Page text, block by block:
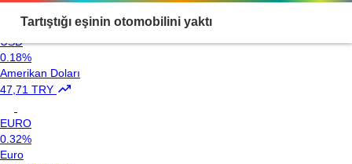
USD
0.18%
Amerikan Doları
47,71 TRY
EURO
0.32%
Euro
Tartıştığı eşinin otomobilini yaktı